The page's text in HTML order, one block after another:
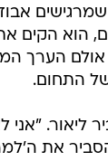
הוא הקים
הערך
של התחום.
ליאור.
את